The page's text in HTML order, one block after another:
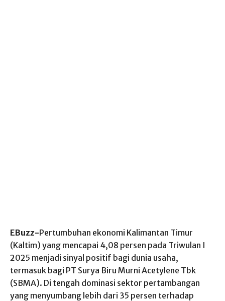
EBuzz-Pertumbuhan ekonomi Kalimantan Timur
(Kaltim) yang mencapai 4,08 persen pada Triwulan I
2025 menjadi sinyal positif bagi dunia usaha,
termasuk bagi PT Surya Biru Murni Acetylene Tbk
(SBMA). Di tengah dominasi sektor pertambangan
yang menyumbang lebih dari 35 persen terhadap